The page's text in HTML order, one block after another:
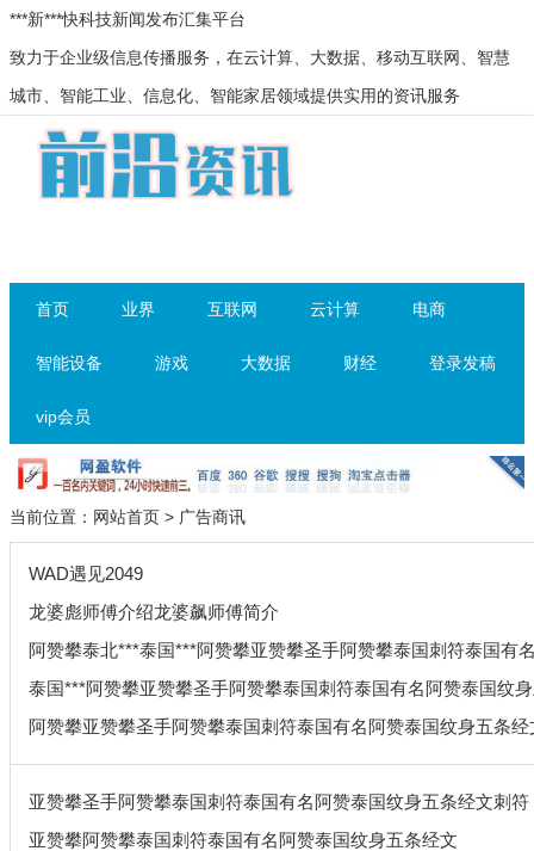
***新***快科技新闻发布汇集平台
致力于企业级信息传播服务，在云计算、大数据、移动互联网、智慧
城市、智能工业、信息化、智能家居领域提供实用的资讯服务
首页 业界 互联网 云计算 电商
智能设备 游戏 大数据 财经 登录发稿
vip会员
当前位置： 网站首页 > 广告商讯
WAD遇见2049
龙婆彪师傅介绍龙婆飙师傅简介
阿赞攀泰北***泰国***阿赞攀亚赞攀圣手阿赞攀泰国刺符泰国有名阿赞
泰国***阿赞攀亚赞攀圣手阿赞攀泰国刺符泰国有名阿赞泰国纹
阿赞攀亚赞攀圣手阿赞攀泰国刺符泰国有名阿赞泰国纹身五条经
亚赞攀圣手阿赞攀泰国刺符泰国有名阿赞泰国纹身五条经文刺符
亚赞攀阿赞攀泰国刺符泰国有名阿赞泰国纹身五条经文